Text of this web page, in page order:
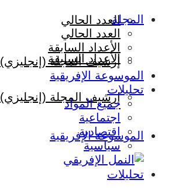
العدد الحالي
الأعداد السابقة
إرشيف المجلة (إنجليزي)
الموسوعة الإفريقية
تحليلات
المجلة
العدد الحالي
الأعداد السابقة
إرشيف المجلة (إنجليزي)
الموسوعة الإفريقية
تحليلات
جميع المواد
اجتماعية
اقتصادية
سياسية